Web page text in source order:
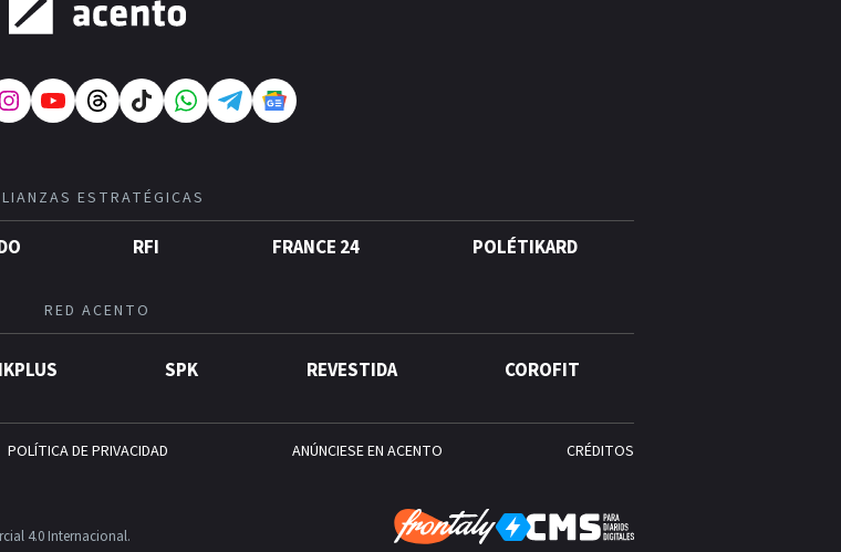
comercio moderno en
mundo? Efemérides del 6 de
ESTRATÉGICAS
RFI FRANCE 24 POLÉTIKARD
RED ACENTO
SPK REVESTIDA COROFIT
POLÍTICA DE PRIVACIDAD ANÚNCIESE EN ACENTO CRÉDITOS
4.0 Internacional.